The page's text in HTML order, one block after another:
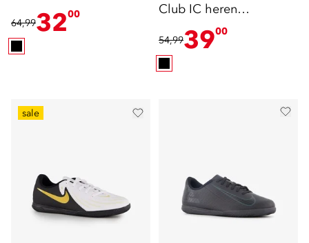
voetbalschoenen
64,993200
Club IC heren
zaalschoenen zwart
54,993900
sale